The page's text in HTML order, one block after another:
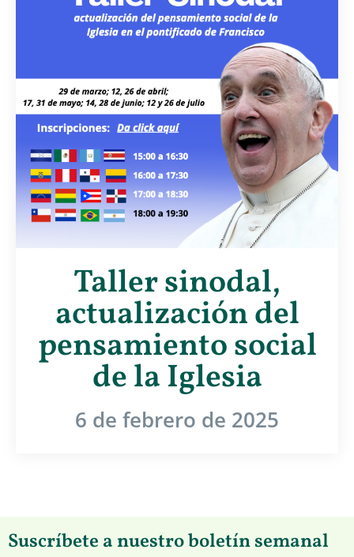
Taller sinodal,
actualización del
pensamiento social
de la Iglesia
6 de febrero de 2025
Suscríbete a nuestro boletín semanal